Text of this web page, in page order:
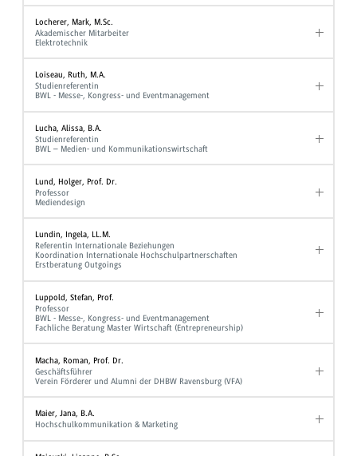
Locherer, Mark, M.Sc.
Akademischer Mitarbeiter
Elektrotechnik
Loiseau, Ruth, M.A.
Studienreferentin
BWL - Messe-, Kongress- und Eventmanagement
Lucha, Alissa, B.A.
Studienreferentin
BWL – Medien- und Kommunikationswirtschaft
Lund, Holger, Prof. Dr.
Professor
Mediendesign
Lundin, Ingela, LL.M.
Referentin Internationale Beziehungen
Koordination Internationale Hochschulpartnerschaften
Erstberatung Outgoings
Luppold, Stefan, Prof.
Professor
BWL - Messe-, Kongress- und Eventmanagement
Fachliche Beratung Master Wirtschaft (Entrepreneurship)
Macha, Roman, Prof. Dr.
Geschäftsführer
Verein Förderer und Alumni der DHBW Ravensburg (VFA)
Maier, Jana, B.A.
Hochschulkommunikation & Marketing